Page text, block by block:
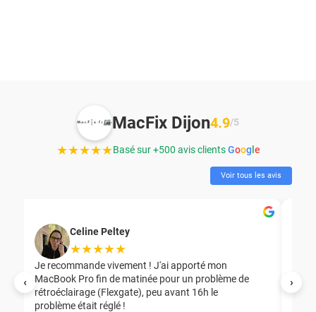
‹ ›
MacFix Dijon4.9/5
★★★★★Basé sur +500 avis clientsGoogle
Voir tous les avis
Celine Peltey
★★★★★
Je recommande vivement ! J'ai apporté mon
MacBook Pro fin de matinée pour un problème de
rétroéclairage (Flexgate), peu avant 16h le
problème était réglé !